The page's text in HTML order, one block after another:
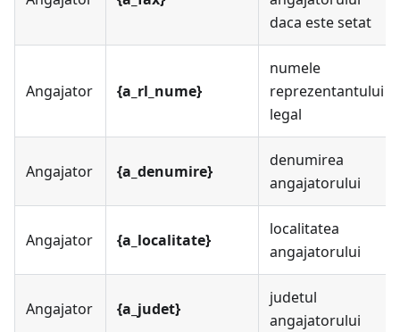
daca este setat
Angajator {a_rl_nume}
numele
reprezentantului
legal
Angajator {a_denumire}
denumirea
angajatorului
Angajator {a_localitate}
localitatea
angajatorului
Angajator {a_judet}
judetul
angajatorului